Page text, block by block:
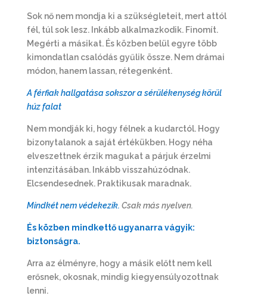
Sok nő nem mondja ki a szükségleteit, mert attól
fél, túl sok lesz. Inkább alkalmazkodik. Finomít.
Megérti a másikat. És közben belül egyre több
kimondatlan csalódás gyűlik össze. Nem drámai
módon, hanem lassan, rétegenként.
A férfiak hallgatása sokszor a sérülékenység körül
húz falat
Nem mondják ki, hogy félnek a kudarctól. Hogy
bizonytalanok a saját értékükben. Hogy néha
elveszettnek érzik magukat a párjuk érzelmi
intenzitásában. Inkább visszahúzódnak.
Elcsendesednek. Praktikusak maradnak.
Mindkét nem védekezik. Csak más nyelven.
És közben mindkettő ugyanarra vágyik:
biztonságra.
Arra az élményre, hogy a másik előtt nem kell
erősnek, okosnak, mindig kiegyensúlyozottnak
lenni.